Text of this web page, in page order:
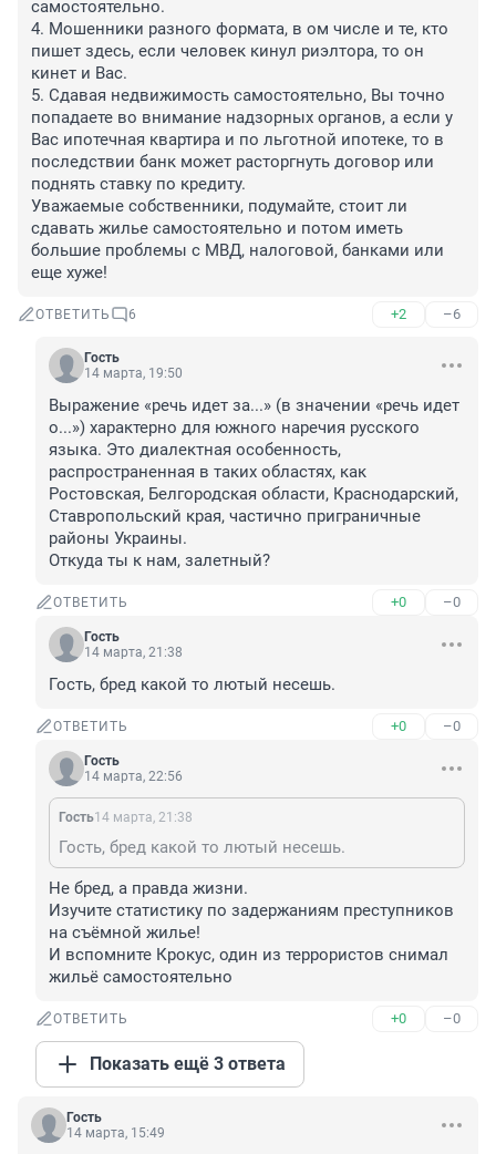
самостоятельно.
4. Мошенники разного формата, в ом числе и те, кто
пишет здесь, если человек кинул риэлтора, то он
кинет и Вас.
5. Сдавая недвижимость самостоятельно, Вы точно
попадаете во внимание надзорных органов, а если у
Вас ипотечная квартира и по льготной ипотеке, то в
последствии банк может расторгнуть договор или
поднять ставку по кредиту.
Уважаемые собственники, подумайте, стоит ли
сдавать жилье самостоятельно и потом иметь
большие проблемы с МВД, налоговой, банками или
еще хуже!
ОТВЕТИТЬ 6 +2 –6
Гость
14 марта, 19:50
Выражение «речь идет за...» (в значении «речь идет
о...») характерно для южного наречия русского
языка. Это диалектная особенность,
распространенная в таких областях, как
Ростовская, Белгородская области, Краснодарский,
Ставропольский края, частично приграничные
районы Украины.
Откуда ты к нам, залетный?
ОТВЕТИТЬ +0 –0
Гость
14 марта, 21:38
Гость, бред какой то лютый несешь.
ОТВЕТИТЬ +0 –0
Гость
14 марта, 22:56
Гость14 марта, 21:38
Гость, бред какой то лютый несешь.
Не бред, а правда жизни.
Изучите статистику по задержаниям преступников
на съёмной жилье!
И вспомните Крокус, один из террористов снимал
жильё самостоятельно
ОТВЕТИТЬ +0 –0
Показать ещё 3 ответа
Гость
14 марта, 15:49